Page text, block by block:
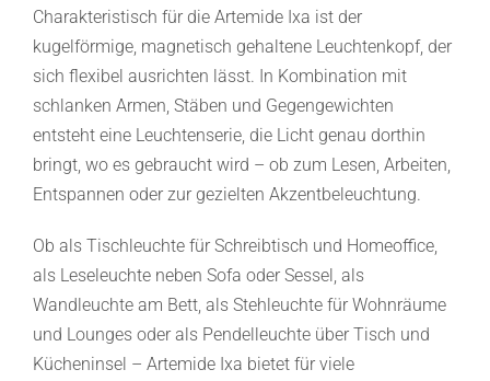
Charakteristisch für die Artemide Ixa ist der
kugelförmige, magnetisch gehaltene Leuchtenkopf, der
sich flexibel ausrichten lässt. In Kombination mit
schlanken Armen, Stäben und Gegengewichten
entsteht eine Leuchtenserie, die Licht genau dorthin
bringt, wo es gebraucht wird – ob zum Lesen, Arbeiten,
Entspannen oder zur gezielten Akzentbeleuchtung.
Ob als Tischleuchte für Schreibtisch und Homeoffice,
als Leseleuchte neben Sofa oder Sessel, als
Wandleuchte am Bett, als Stehleuchte für Wohnräume
und Lounges oder als Pendelleuchte über Tisch und
Kücheninsel – Artemide Ixa bietet für viele